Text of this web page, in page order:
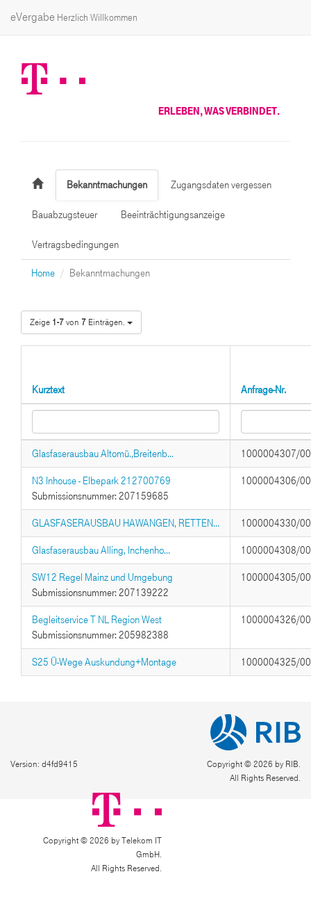
eVergabe Herzlich Willkommen
ERLEBEN, WAS VERBINDET.
Bekanntmachungen Zugangsdaten vergessen
Bauabzugsteuer Beeinträchtigungsanzeige
Vertragsbedingungen
Home Bekanntmachungen
Zeige 1-7von 7 Einträgen.
Kurztext Anfrage-Nr.
Glasfaserausbau Altomü.,Breitenb... 1000004307/
N3 Inhouse - Elbepark 212700769
Submissionsnummer: 207159685
1000004306/
GLASFASERAUSBAU HAWANGEN, RETTEN... 1000004330/
Glasfaserausbau Alling, Inchenho... 1000004308/
SW12 Regel Mainz und Umgebung
Submissionsnummer: 207139222
1000004305/
Begleitservice T NL Region West
Submissionsnummer: 205982388
1000004326/
S25 Ü-Wege Auskundung+Montage 1000004325/
Version: d4fd9415
Copyright © 2026 by RIB.
All Rights Reserved.
Copyright © 2026 by Telekom IT
GmbH.
All Rights Reserved.